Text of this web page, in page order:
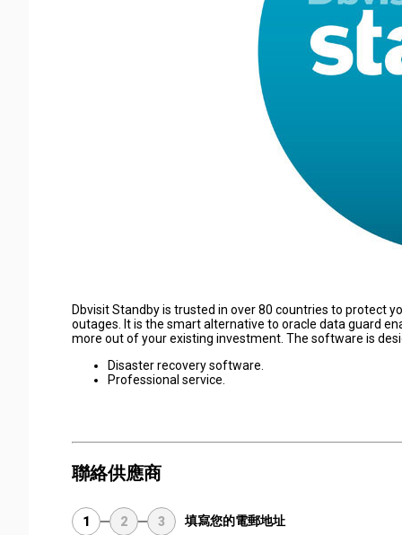
Dbvisit Standby is trusted in over 80 countries to protect
outages. It is the smart alternative to oracle data guard
more out of your existing investment. The software is
Disaster recovery software.
Professional service.
聯絡供應商
1 2 3 填寫您的電郵地址